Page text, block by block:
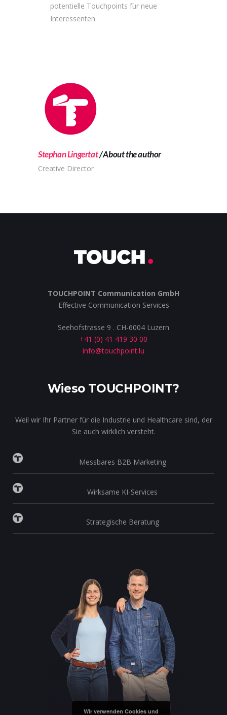
potentielle Touchpoints für neue
Interessenten.
Stephan Lingertat About the author
Creative Director
TOUCHPOINT Communication GmbH
Effective Communication Services
Seehofstrasse 9 . CH-6004 Luzern
+41 (0) 41 419 30 00
info@touchpoint.lu
Wieso TOUCHPOINT?
Weil wir Ihr Partner für die Industrie und Healthcare sind, der
Sie auch wirklich versteht.
Messbares B2B Marketing
Wirksame KI-Services
Strategische Beratung
Wir verwenden Cookies und